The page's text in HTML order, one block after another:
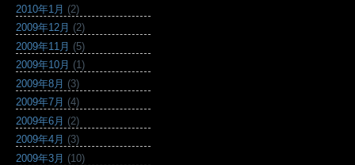
2010年1月 (2)
2009年12月 (2)
2009年11月 (5)
2009年10月 (1)
2009年8月 (3)
2009年7月 (4)
2009年6月 (2)
2009年4月 (3)
2009年3月 (10)